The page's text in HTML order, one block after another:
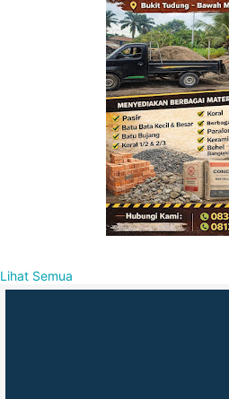
Lihat Semua